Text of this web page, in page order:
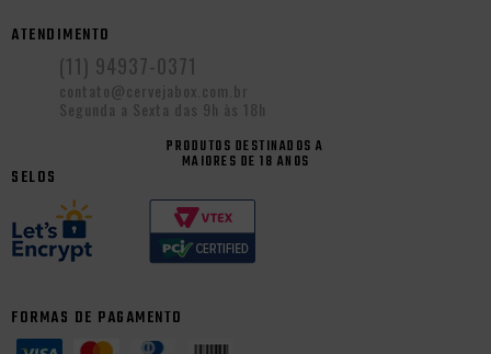
ATENDIMENTO
(11) 94937-0371
contato@cervejabox.com.br
Segunda a Sexta das 9h às 18h
PRODUTOS DESTINADOS A
MAIORES DE 18 ANOS
SELOS
FORMAS DE PAGAMENTO